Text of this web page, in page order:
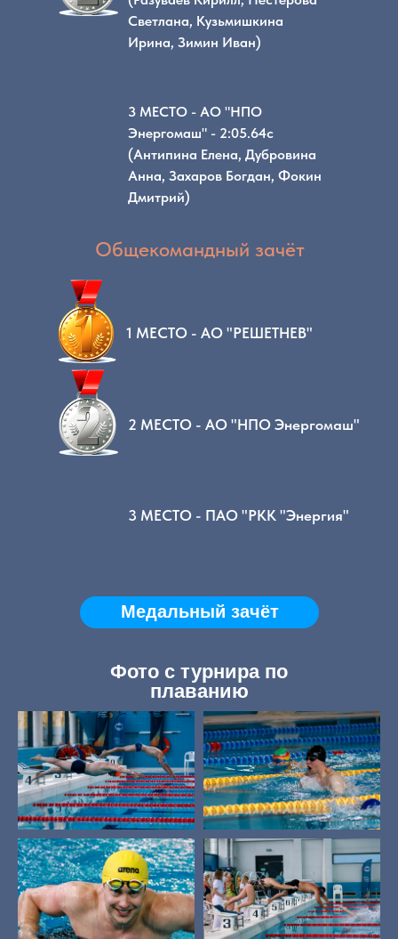
Медальный зачёт
Светлана, Кузьмишкина
Ирина, Зимин Иван)
3 МЕСТО - АО "НПО
Энергомаш" - 2:05.64с
(Антипина Елена, Дубровина
Анна, Захаров Богдан, Фокин
Дмитрий)
Общекомандный зачёт
1 МЕСТО - АО "РЕШЕТНЕВ"
2 МЕСТО - АО "НПО Энергомаш"
3 МЕСТО - ПАО "РКК "Энергия"
Фото с турнира по
плаванию